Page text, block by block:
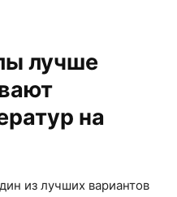
лучше
на
из лучших вариантов